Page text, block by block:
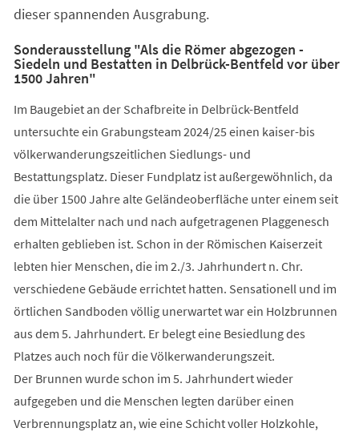
dieser spannenden Ausgrabung.
Sonderausstellung "Als die Römer abgezogen -
Siedeln und Bestatten in Delbrück-Bentfeld vor über
1500 Jahren"
Im Baugebiet an der Schafbreite in Delbrück-Bentfeld
untersuchte ein Grabungsteam 2024/25 einen kaiser-bis
völkerwanderungszeitlichen Siedlungs- und
Bestattungsplatz. Dieser Fundplatz ist außergewöhnlich, da
die über 1500 Jahre alte Geländeoberfläche unter einem seit
dem Mittelalter nach und nach aufgetragenen Plaggenesch
erhalten geblieben ist. Schon in der Römischen Kaiserzeit
lebten hier Menschen, die im 2./3. Jahrhundert n. Chr.
verschiedene Gebäude errichtet hatten. Sensationell und im
örtlichen Sandboden völlig unerwartet war ein Holzbrunnen
aus dem 5. Jahrhundert. Er belegt eine Besiedlung des
Platzes auch noch für die Völkerwanderungszeit.
Der Brunnen wurde schon im 5. Jahrhundert wieder
aufgegeben und die Menschen legten darüber einen
Verbrennungsplatz an, wie eine Schicht voller Holzkohle,